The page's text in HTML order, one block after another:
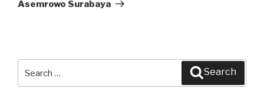
Asemrowo Surabaya
Search